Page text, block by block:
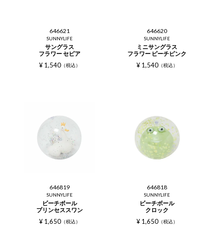
646621
SUNNYLIFE
サングラス
フラワー セピア
¥ 1,540 税込
646620
SUNNYLIFE
ミニサングラス
フラワー ピーチピンク
¥ 1,540 税込
646819
SUNNYLIFE
ビーチボール
プリンセススワン
¥ 1,650 税込
646818
SUNNYLIFE
ビーチボール
クロック
¥ 1,650 税込